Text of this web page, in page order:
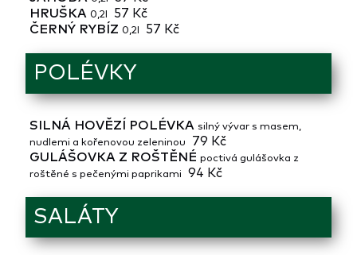
HRUŠKA 0,2l
57 Kč
ČERNÝ RYBÍZ 0,2l 57 Kč
POLÉVKY
SILNÁ HOVĚZÍ POLÉVKA silný vývar s masem,
nudlemi a kořenovou zeleninou
79 Kč
GULÁŠOVKA Z ROŠTĚNÉ poctivá gulášovka z
roštěné s pečenými paprikami
94 Kč
SALÁTY